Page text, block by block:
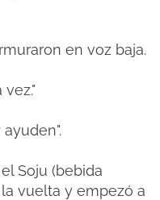
en voz baja.
Soju (bebida
vuelta y empezó a